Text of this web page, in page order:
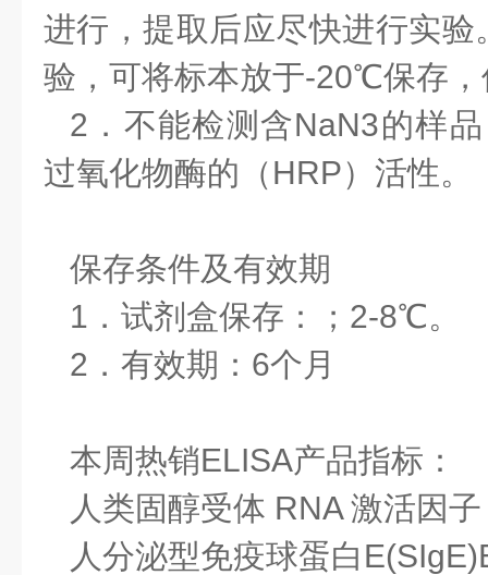
进行，提取后应尽快进行实
验，可将标本放于-20℃保存
2．不能检测含NaN3的样
过氧化物酶的（HRP）活性。
保存条件及有效期
1．试剂盒保存：；2-8℃。
2．有效期：6个月
本周热销ELISA产品指标：
人类固醇受体 RNA 激活因
人分泌型免疫球蛋白